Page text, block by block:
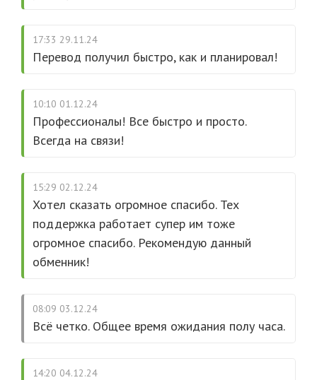
17:33 29.11.24
Перевод получил быстро, как и планировал!
10:10 01.12.24
Профессионалы! Все быстро и просто.
Всегда на связи!
15:29 02.12.24
Хотел сказать огромное спасибо. Тех
поддержка работает супер им тоже
огромное спасибо. Рекомендую данный
обменник!
08:09 03.12.24
Всё четко. Общее время ожидания полу часа.
14:20 04.12.24